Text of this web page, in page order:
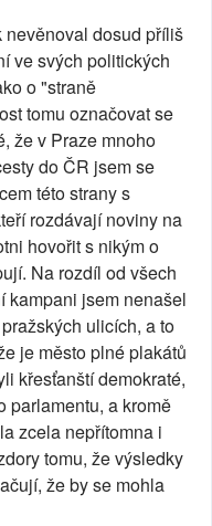
nevěnoval dosud příliš
ve svých politických
o "straně
tomu označovat se
že v Praze mnoho
do ČR jsem se
této strany s
rozdávají noviny na
hovořit s nikým o
Na rozdíl od všech
kampani jsem nenašel
ulicích, a to
je město plné plakátů
křesťanští demokraté,
parlamentu, a kromě
zcela nepřítomna i
tomu, že výsledky
že by se mohla